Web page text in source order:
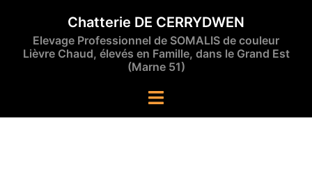
contenu
Chatterie DE CERRYDWEN
Elevage Professionnel de SOMALIS de couleur
Lièvre Chaud, élevés en Famille, dans le Grand Est
(Marne 51)
Ouvrir/fermer